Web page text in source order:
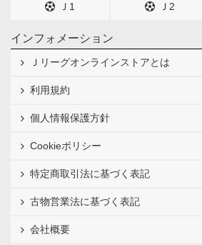
Ｊ1 Ｊ2
インフォメーション
Ｊリーグオンラインストアとは
利用規約
個人情報保護方針
Cookieポリシー
特定商取引法に基づく表記
古物営業法に基づく表記
会社概要